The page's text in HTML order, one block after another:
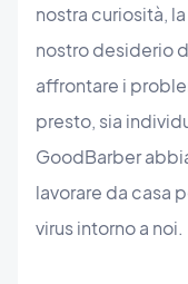
nostra curiosità,
nostro desiderio
affrontare i
presto, sia
GoodBarber
lavorare da casa
virus intorno a noi.